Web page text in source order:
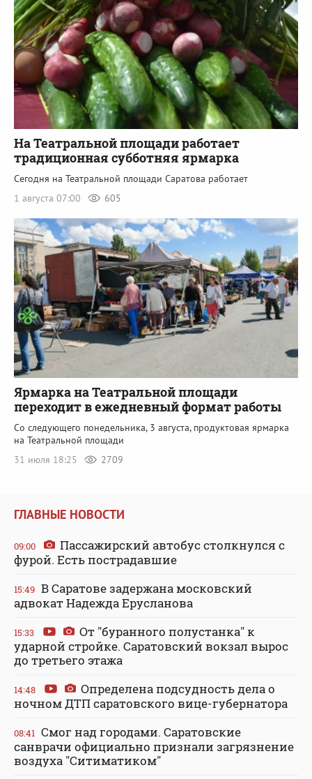
На Театральной площади работает
традиционная субботняя ярмарка
Сегодня на Театральной площади Саратова работает
1 августа 07:00
605
Ярмарка на Театральной площади
переходит в ежедневный формат работы
Со следующего понедельника, 3 августа, продуктовая ярмарка
на Театральной площади
31 июля 18:25
2709
ГЛАВНЫЕ НОВОСТИ
09:00
Пассажирский автобус столкнулся с
фурой. Есть пострадавшие
15:49 В Саратове задержана московский
адвокат Надежда Ерусланова
15:33
От "буранного полустанка" к
ударной стройке. Саратовский вокзал вырос
до третьего этажа
14:48
Определена подсудность дела о
ночном ДТП саратовского вице-губернатора
08:41 Смог над городами. Саратовские
санврачи официально признали загрязнение
воздуха "Ситиматиком"